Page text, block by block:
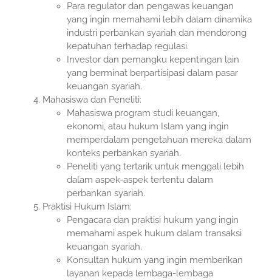
Para regulator dan pengawas keuangan
yang ingin memahami lebih dalam dinamika
industri perbankan syariah dan mendorong
kepatuhan terhadap regulasi.
Investor dan pemangku kepentingan lain
yang berminat berpartisipasi dalam pasar
keuangan syariah.
Mahasiswa dan Peneliti:
Mahasiswa program studi keuangan,
ekonomi, atau hukum Islam yang ingin
memperdalam pengetahuan mereka dalam
konteks perbankan syariah.
Peneliti yang tertarik untuk menggali lebih
dalam aspek-aspek tertentu dalam
perbankan syariah.
Praktisi Hukum Islam:
Pengacara dan praktisi hukum yang ingin
memahami aspek hukum dalam transaksi
keuangan syariah.
Konsultan hukum yang ingin memberikan
layanan kepada lembaga-lembaga